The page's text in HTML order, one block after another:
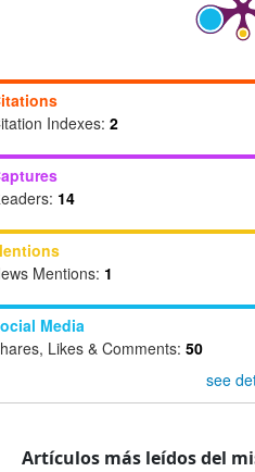
Indexes: 2
14
Mentions: 1
Media
Likes & Comments: 50
see
Artículos más leídos del